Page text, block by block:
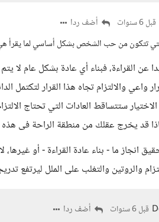
قبل 6 سنوات
أضف ردا
تتكون من حب الشخص بشكل أساسي لما يقرأ هي
عن القراءة، فبناء أي عادة بشكل عام لا
واعي والالتزام تجاه هذا القرار لتكتمل
ستتساقط العادات التي تحتاج
قد يخرج عقلك من منطقة الراحة فى هذه
انجاز ما - بناء عادة القراءة - أو
والروتين والتغلب على الملل ليرتفع
قبل 6 سنوات أضف ردا